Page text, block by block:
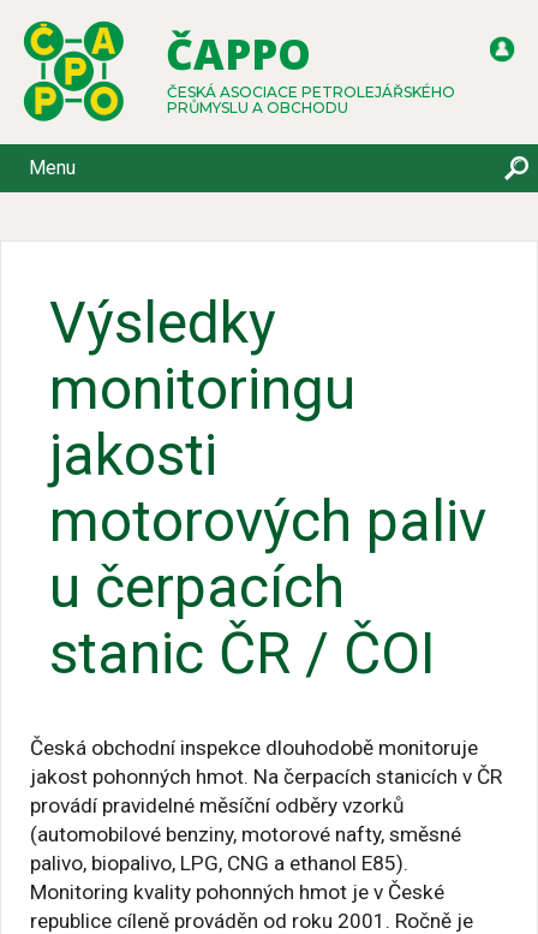
ČAPPO
ČESKÁ ASOCIACE PETROLEJÁŘSKÉHO
PRŮMYSLU A OBCHODU
Menu
Výsledky
monitoringu
jakosti
motorových paliv
u čerpacích
stanic ČR / ČOI
Česká obchodní inspekce dlouhodobě monitoruje
jakost pohonných hmot. Na čerpacích stanicích v ČR
provádí pravidelné měsíční odběry vzorků
(automobilové benziny, motorové nafty, směsné
palivo, biopalivo, LPG, CNG a ethanol E85).
Monitoring kvality pohonných hmot je v České
republice cíleně prováděn od roku 2001. Ročně je